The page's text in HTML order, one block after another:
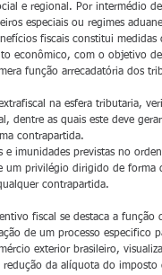
e regional. Por intermédio
especiais ou regimes
fiscais constitui
econômico, com o objetivo
função arrecadatória dos
na esfera tributaria,
dentre as quais este deve
contrapartida.
e imunidades previstas no
um privilégio dirigido de forma
contrapartida.
fiscal se destaca a função
de um processo especifico
exterior brasileiro,
da alíquota do